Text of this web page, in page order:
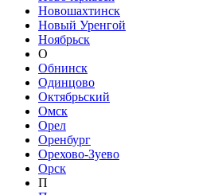
Новошахтинск
Новый Уренгой
Ноябрьск
О
Обнинск
Одинцово
Октябрьский
Омск
Орел
Оренбург
Орехово-Зуево
Орск
П